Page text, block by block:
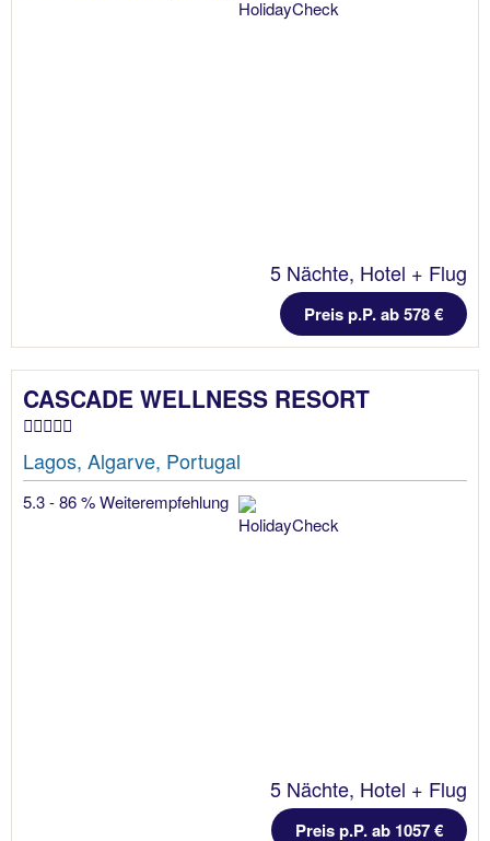
5 Nächte, Hotel + Flug
Preis p.P. ab 578 €
CASCADE WELLNESS RESORT
Lagos, Algarve, Portugal
5.3 - 86 % Weiterempfehlung
5 Nächte, Hotel + Flug
Preis p.P. ab 1057 €